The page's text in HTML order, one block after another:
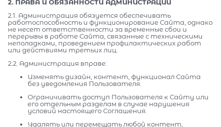
2. ПРАВА И ОБЯЗАННОСТИ АДМИНИСТРАЦИИ
2.1. Администрация обязуется обеспечивать
работоспособность и функционирование Сайта, однако
не несет ответственности за временные сбои и
перерывы в работе Сайта, связанные с техническими
неполадками, проведением профилактических работ
или действиями третьих лиц.
2.2. Администрация вправе:
Изменять дизайн, контент, функционал Сайта
без уведомления Пользователя.
Ограничивать доступ Пользователя к Сайту или
его отдельным разделам в случае нарушения
условий настоящего Соглашения.
Удалять или перемещать любой контент,